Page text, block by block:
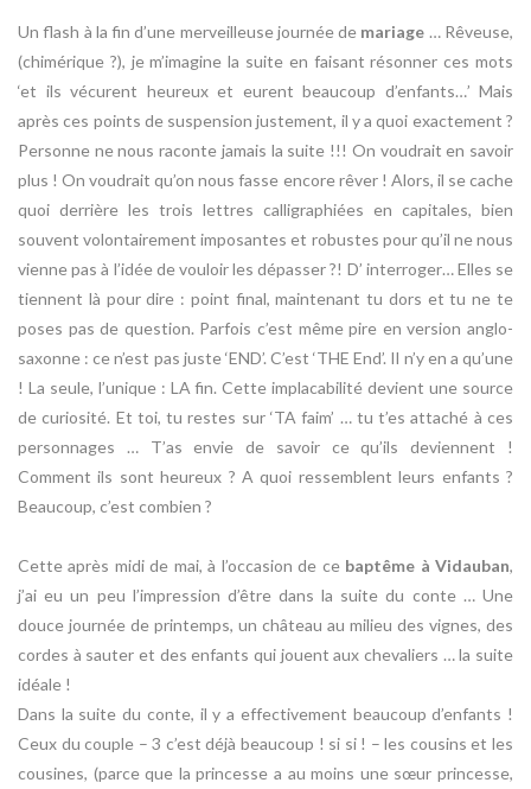
Un flash à la fin d’une merveilleuse journée de mariage … Rêveuse,
(chimérique ?), je m’imagine la suite en faisant résonner ces mots
‘et ils vécurent heureux et eurent beaucoup d’enfants…’ Mais
après ces points de suspension justement, il y a quoi exactement ?
Personne ne nous raconte jamais la suite !!! On voudrait en savoir
plus ! On voudrait qu’on nous fasse encore rêver ! Alors, il se cache
quoi derrière les trois lettres calligraphiées en capitales, bien
souvent volontairement imposantes et robustes pour qu’il ne nous
vienne pas à l’idée de vouloir les dépasser ?! D’ interroger… Elles se
tiennent là pour dire : point final, maintenant tu dors et tu ne te
poses pas de question. Parfois c’est même pire en version anglo-
saxonne : ce n’est pas juste ‘END’. C’est ‘THE End’. Il n’y en a qu’une
! La seule, l’unique : LA fin. Cette implacabilité devient une source
de curiosité. Et toi, tu restes sur ‘TA faim’ … tu t’es attaché à ces
personnages … T’as envie de savoir ce qu’ils deviennent !
Comment ils sont heureux ? A quoi ressemblent leurs enfants ?
Beaucoup, c’est combien ?
Cette après midi de mai, à l’occasion de ce baptême à Vidauban,
j’ai eu un peu l’impression d’être dans la suite du conte … Une
douce journée de printemps, un château au milieu des vignes, des
cordes à sauter et des enfants qui jouent aux chevaliers … la suite
idéale !
Dans la suite du conte, il y a effectivement beaucoup d’enfants !
Ceux du couple – 3 c’est déjà beaucoup ! si si ! – les cousins et les
cousines, (parce que la princesse a au moins une sœur princesse,